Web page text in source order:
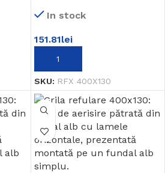
In stock
151.81lei
ADAUGĂ ÎN COȘ
SKU: RFX 400X130